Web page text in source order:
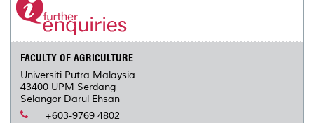
FACULTY OF AGRICULTURE
Universiti Putra Malaysia
43400 UPM Serdang
Selangor Darul Ehsan
+603-9769 4802